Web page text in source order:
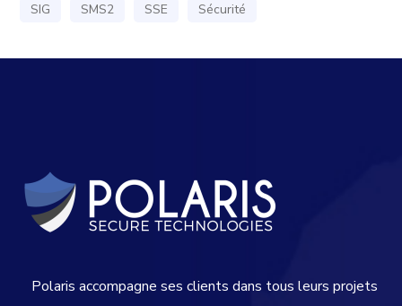
SIG
SMS2 SSE Sécurité
Polaris accompagne ses clients dans tous leurs projets